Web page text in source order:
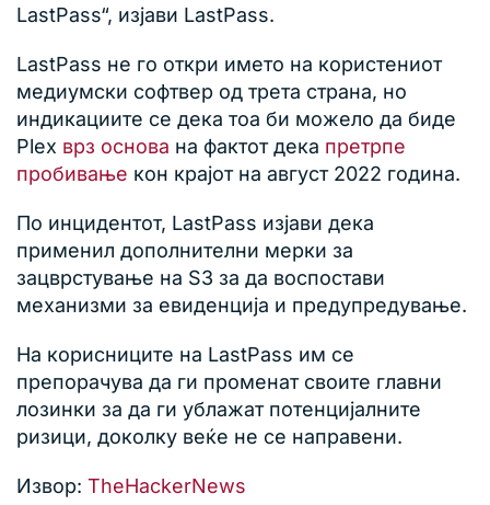
LastPass“, изјави LastPass.
LastPass не го откри името на користениот
медиумски софтвер од трета страна, но
индикациите се дека тоа би можело да биде
Plex врз основа на фактот дека претрпе
пробивање кон крајот на август 2022 година.
По инцидентот, LastPass изјави дека
применил дополнителни мерки за
зацврстување на S3 за да воспостави
механизми за евиденција и предупредување.
На корисниците на LastPass им се
препорачува да ги променат своите главни
лозинки за да ги ублажат потенцијалните
ризици, доколку веќе не се направени.
Извор: TheHackerNews